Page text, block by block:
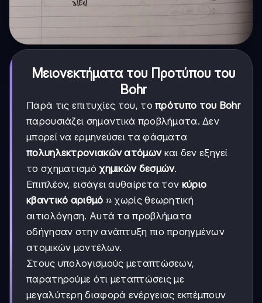
Μειονεκτήματα του Προτύπου του
Bohr
Παρά τις επιτυχίες του, τοπρότυπο του Bohr
παρουσιάζει σημαντικά προβλήματα. Δεν
μπορεί να ερμηνεύσει τα φάσματα
πολυηλεκτρονιακών ατόμωνκαι δεν εξηγεί
το σχηματισμό χημικών δεσμών.
Επιπλέον, εισάγει αυθαίρετα τον κύριο
κβαντικό αριθμό n
n χωρίς θεωρητική
αιτιολόγηση. Αυτά τα προβλήματα
οδήγησαν στην ανάπτυξη πιο προηγμένων
ατομικών μοντέλων.
Στους υπολογισμούς μεταπτώσεων,
παρατηρούμε ότι μεταπτώσεις με
μεγαλύτερη διαφορά ενέργειας εκπέμπουν